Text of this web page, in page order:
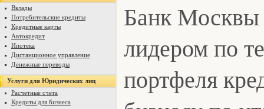
Вклады
Потребительские кредиты
Кредитные карты
Автокредит
Ипотека
Дистанционное управление
Денежные переводы
Услуги для Юридических лиц
Расчетные счета
Кредиты для бизнеса
Банк Москвы
лидером по
портфеля